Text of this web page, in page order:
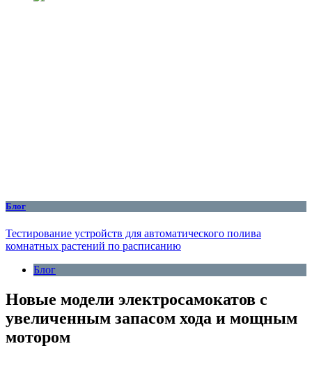
Блог
Тестирование устройств для автоматического полива
комнатных растений по расписанию
Блог
Новые модели электросамокатов с
увеличенным запасом хода и мощным
мотором